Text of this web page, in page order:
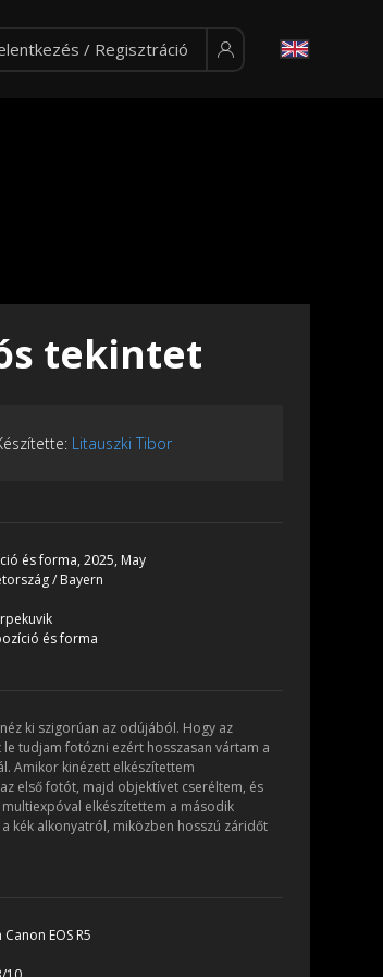
/ Regisztráció
tekintet
Litauszki Tibor
és forma, 2025, May
/ Bayern
és forma
ki szigorúan az odújából. Hogy az
tudjam fotózni ezért hosszasan vártam a
Amikor kinézett elkészítettem
első fotót, majd objektívet cseréltem, és
elkészítettem a második
kék alkonyatról, miközben hosszú záridőt
EOS R5